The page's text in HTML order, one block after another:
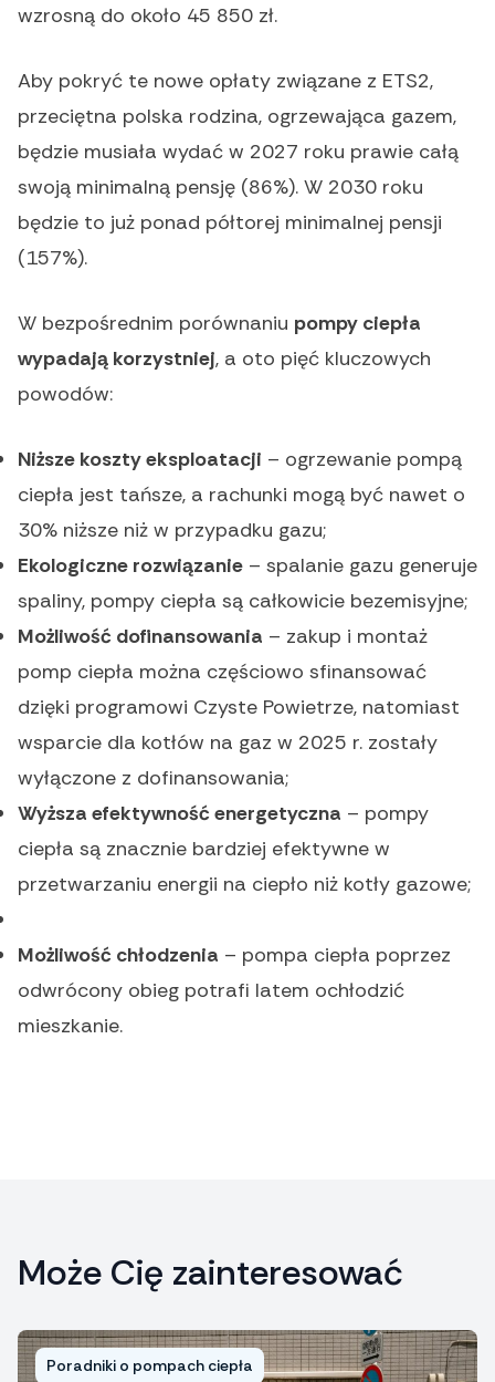
wzrosną do około 45 850 zł.
Aby pokryć te nowe opłaty związane z ETS2,
przeciętna polska rodzina, ogrzewająca gazem,
będzie musiała wydać w 2027 roku prawie całą
swoją minimalną pensję (86%). W 2030 roku
będzie to już ponad półtorej minimalnej pensji
(157%).
W bezpośrednim porównaniu pompy ciepła
wypadają korzystniej, a oto pięć kluczowych
powodów:
Niższe koszty eksploatacji – ogrzewanie pompą
ciepła jest tańsze, a rachunki mogą być nawet o
30% niższe niż w przypadku gazu;
Ekologiczne rozwiązanie – spalanie gazu generuje
spaliny, pompy ciepła są całkowicie bezemisyjne;
Możliwość dofinansowania – zakup i montaż
pomp ciepła można częściowo sfinansować
dzięki programowi Czyste Powietrze, natomiast
wsparcie dla kotłów na gaz w 2025 r. zostały
wyłączone z dofinansowania;
Wyższa efektywność energetyczna – pompy
ciepła są znacznie bardziej efektywne w
przetwarzaniu energii na ciepło niż kotły gazowe;
Możliwość chłodzenia – pompa ciepła poprzez
odwrócony obieg potrafi latem ochłodzić
mieszkanie.
Może Cię zainteresować
Poradniki o pompach ciepła